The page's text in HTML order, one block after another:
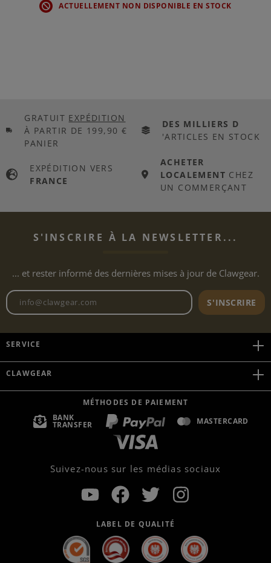
ACTUELLEMENT NON DISPONIBLE EN STOCK
GRATUIT EXPÉDITION
À PARTIR DE 199,90 €
PANIER
DES MILLIERS D
'ARTICLES EN STOCK
EXPÉDITION VERS
FRANCE
ACHETER
LOCALEMENT CHEZ
UN COMMERÇANT
S'INSCRIRE À LA NEWSLETTER...
... et rester informé des dernières mises à jour de Clawgear.
Adresse e-mail de laS'INSCRIRE
SERVICE
CLAWGEAR
MÉTHODES DE PAIEMENT
BANK
TRANSFER MASTERCARD
Suivez-nous sur les médias sociaux
LABEL DE QUALITÉ